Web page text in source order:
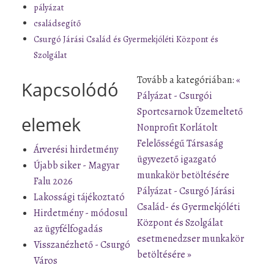
pályázat
családsegítő
Csurgó Járási Család és Gyermekjóléti Központ és
Szolgálat
Kapcsolódó
elemek
Árverési hirdetmény
Újabb siker - Magyar
Falu 2026
Lakossági tájékoztató
Hirdetmény - módosul
az ügyfélfogadás
Visszanézhető - Csurgó
Város
Tovább a kategóriában:«
Pályázat - Csurgói
Sportcsarnok Üzemeltető
Nonprofit Korlátolt
Felelősségű Társaság
ügyvezető igazgató
munkakör betöltésére
Pályázat - Csurgó Járási
Család- és Gyermekjóléti
Központ és Szolgálat
esetmenedzser munkakör
betöltésére »